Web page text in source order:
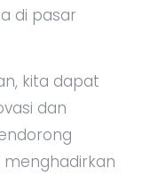
di pasar
kita dapat
dan